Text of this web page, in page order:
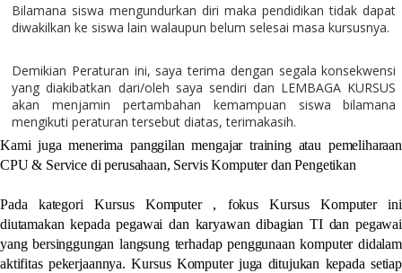
Bilamana siswa mengundurkan diri maka pendidikan tidak dapat
diwakilkan ke siswa lain walaupun belum selesai masa kursusnya.
Demikian Peraturan ini, saya terima dengan segala konsekwensi
yang diakibatkan dari/oleh saya sendiri dan LEMBAGA KURSUS
akan menjamin pertambahan kemampuan siswa bilamana
mengikuti peraturan tersebut diatas, terimakasih.
Kami juga menerima panggilan mengajar training atau pemeliharaan
CPU & Service di perusahaan, Servis Komputer dan Pengetikan
Pada kategori Kursus Komputer , fokus Kursus Komputer ini
diutamakan kepada pegawai dan karyawan dibagian TI dan pegawai
yang bersinggungan langsung terhadap penggunaan komputer didalam
aktifitas pekerjaannya. Kursus Komputer juga ditujukan kepada setiap